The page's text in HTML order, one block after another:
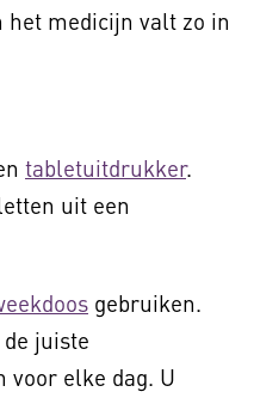
het medicijn valt zo in
tabletuitdrukker.
uit een
gebruiken.
juiste
voor elke dag. U